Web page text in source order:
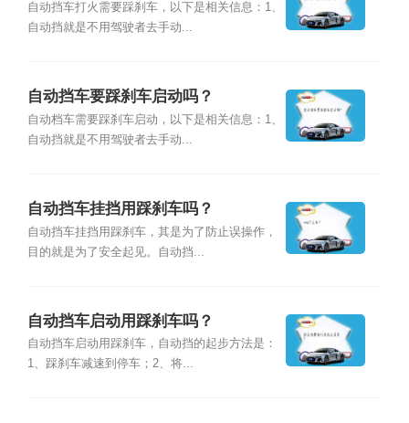
自动挡车打火需要踩刹车，以下是相关信息：1、
自动挡就是不用驾驶者去手动...
自动挡车要踩刹车启动吗？
自动档车需要踩刹车启动，以下是相关信息：1、
自动挡就是不用驾驶者去手动...
自动挡车挂挡用踩刹车吗？
自动挡车挂挡用踩刹车，其是为了防止误操作，
目的就是为了安全起见。自动挡...
自动挡车启动用踩刹车吗？
自动挡车启动用踩刹车，自动挡的起步方法是：
1、踩刹车减速到停车；2、将...